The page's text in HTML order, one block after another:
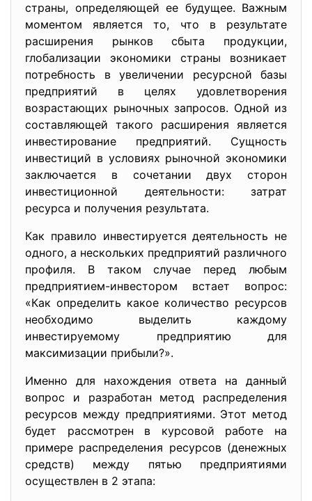
страны, определяющей ее будущее. Важным
моментом является то, что в результате
расширения рынков сбыта продукции,
глобализации экономики страны возникает
потребность в увеличении ресурсной базы
предприятий в целях удовлетворения
возрастающих рыночных запросов. Одной из
составляющей такого расширения является
инвестирование предприятий. Сущность
инвестиций в условиях рыночной экономики
заключается в сочетании двух сторон
инвестиционной деятельности: затрат
ресурса и получения результата.
Как правило инвестируется деятельность не
одного, а нескольких предприятий различного
профиля. В таком случае перед любым
предприятием-инвестором встает вопрос:
«Как определить какое количество ресурсов
необходимо выделить каждому
инвестируемому предприятию для
максимизации прибыли?».
Именно для нахождения ответа на данный
вопрос и разработан метод распределения
ресурсов между предприятиями. Этот метод
будет рассмотрен в курсовой работе на
примере распределения ресурсов (денежных
средств) между пятью предприятиями
осуществлен в 2 этапа: